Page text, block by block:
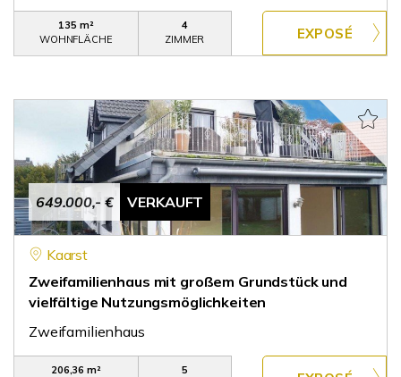
135 m²
WOHNFLÄCHE
4
ZIMMER
649.000,- € VERKAUFT
Kaarst
Zweifamilienhaus mit großem Grundstück und
vielfältige Nutzungsmöglichkeiten
Zweifamilienhaus
206,36 m²
5